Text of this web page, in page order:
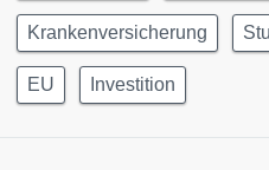
Krankenversicherung
EU Investition